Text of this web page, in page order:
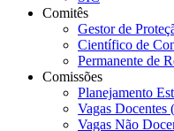
Comitês
Gestor de
Científico de
Permanente de
Comissões
Planejamento
Vagas
Vagas Não